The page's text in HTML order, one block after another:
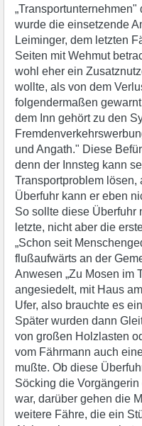
wurde die einsetzende
Leiminger, dem letzten
Seiten mit Wehmut
wohl eher ein
wollte, als von dem
folgendermaßen
dem Inn gehört zu den
und Angath." Diese
denn der Innsteg kann
Transportproblem lösen,
Überfuhr kann er eben
So sollte diese Überfuhr
letzte, nicht aber die
„Schon seit
flußaufwärts an der
Anwesen „Zu Mosen im
angesiedelt, mit Haus
Ufer, also brauchte es
Später wurden dann
von großen Holzlasten
vom Fährmann auch
mußte. Ob diese
Söcking die
war, darüber gehen die
weitere Fähre, die ein